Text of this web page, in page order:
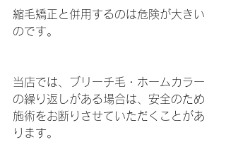
縮毛矯正と併用するのは危険が大きい
のです。
当店では、ブリーチ毛・ホームカラー
の繰り返しがある場合は、安全のため
施術をお断りさせていただくことがあ
ります。